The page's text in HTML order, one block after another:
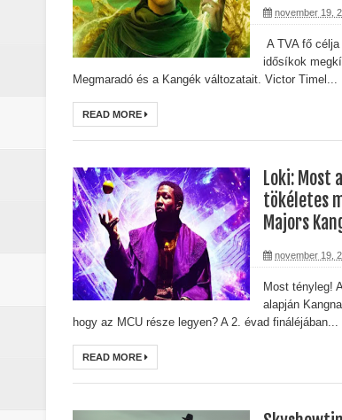
Életem legjobb száma
A leleplezés napja
A Yellowstone hiányzó
Jogászok döntötték el
Michael (2026) - Kritika
A lila fátyol: Rejtélyek
A Lila Fátyol:
november 19,
A TVA fő
idősíkok
Megmaradó és a Kangék változatait. Victor Timel...
READ MORE
Loki: Most
tökéletes
Majors
november 19,
Most tényleg!
alapján
hogy az MCU része legyen? A 2. évad fináléjában...
READ MORE